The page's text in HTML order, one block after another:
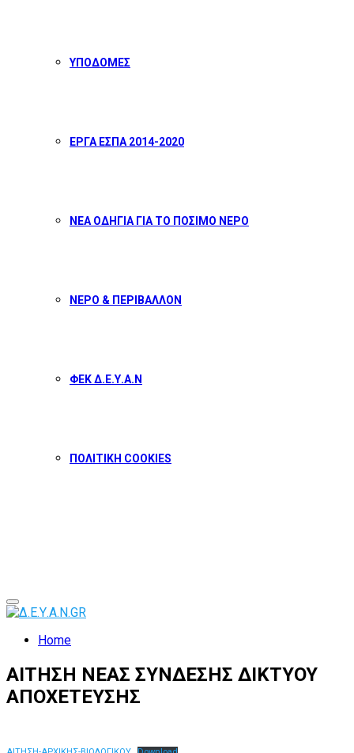
ΥΠΟΔΟΜΕΣ
ΕΡΓΑ ΕΣΠΑ 2014-2020
ΝΕΑ ΟΔΗΓΙΑ ΓΙΑ ΤΟ ΠΟΣΙΜΟ ΝΕΡΟ
ΝΕΡΟ & ΠΕΡΙΒΑΛΛΟΝ
ΦΕΚ Δ.Ε.Υ.Α.Ν
ΠΟΛΙΤΙΚΗ COOKIES
Primary
Menu
Home
ΑΙΤΗΣΗ ΝΕΑΣ ΣΥΝΔΕΣΗΣ ΔΙΚΤΥΟΥ
ΑΠΟΧΕΤΕΥΣΗΣ